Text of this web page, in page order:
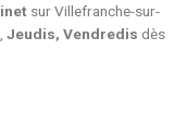
sur Villefranche-sur-
Jeudis, Vendredis dès